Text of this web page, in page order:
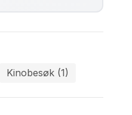
Kinobesøk (1)